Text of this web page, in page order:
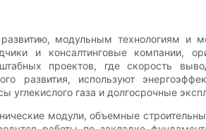
модульным технологиям и
и консалтинговые компании,
проектов, где скорость
развития, используют
газа и долгосрочные
модули, объемные